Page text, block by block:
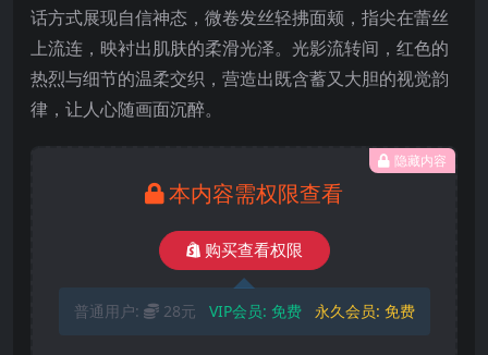
话方式展现自信神态，微卷发丝轻拂面颊，指尖在蕾丝
上流连，映衬出肌肤的柔滑光泽。光影流转间，红色的
热烈与细节的温柔交织，营造出既含蓄又大胆的视觉韵
律，让人心随画面沉醉。
隐藏内容
本内容需权限查看
购买查看权限
普通用户: 28元 VIP会员: 免费 永久会员: 免费